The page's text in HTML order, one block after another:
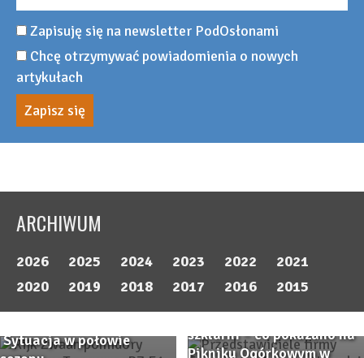
Zapisuję się na newsletter PodOsłonami
Chcę otrzymywać powiadomienia o nowych
artykułach
ARCHIWUM
2026 2025 2024 2023 2022
2021
2020
2019 2018 2017 2016 2015
Pomidor TEGANUMA RZ F1
Sytuacja w połowie
Odmiany ogórka do
szklarni – co pokazano na
Pikniku Ogórkowym w
Zbliża się Przystanek